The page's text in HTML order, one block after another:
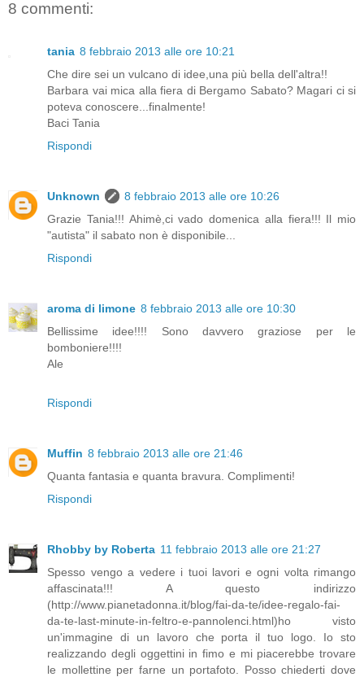
8 commenti:
tania 8 febbraio 2013 alle ore 10:21
Che dire sei un vulcano di idee,una più bella dell'altra!!
Barbara vai mica alla fiera di Bergamo Sabato? Magari ci si
poteva conoscere...finalmente!
Baci Tania
Rispondi
Unknown
8 febbraio 2013 alle ore 10:26
Grazie Tania!!! Ahimè,ci vado domenica alla fiera!!! Il mio
"autista" il sabato non è disponibile...
Rispondi
aroma di limone 8 febbraio 2013 alle ore 10:30
Bellissime idee!!!! Sono davvero graziose per le
bomboniere!!!!
Ale
Rispondi
Muffin 8 febbraio 2013 alle ore 21:46
Quanta fantasia e quanta bravura. Complimenti!
Rispondi
Rhobby by Roberta 11 febbraio 2013 alle ore 21:27
Spesso vengo a vedere i tuoi lavori e ogni volta rimango
affascinata!!! A questo indirizzo
(http://www.pianetadonna.it/blog/fai-da-te/idee-regalo-fai-
da-te-last-minute-in-feltro-e-pannolenci.html)ho visto
un'immagine di un lavoro che porta il tuo logo. Io sto
realizzando degli oggettini in fimo e mi piacerebbe trovare
le mollettine per farne un portafoto. Posso chiederti dove